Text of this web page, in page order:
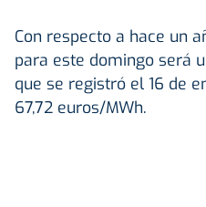
Con respecto a hace un
para este domingo será
que se registró el 16 de
67,72 euros/MWh.